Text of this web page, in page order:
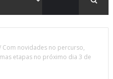
Com novidades no percurso,
etapas no próximo dia 3 de